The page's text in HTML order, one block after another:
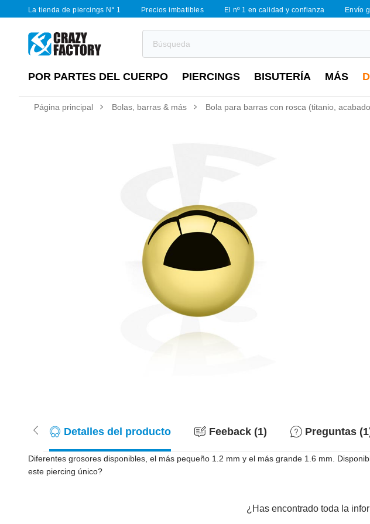
La tienda de piercings N° 1 Precios imbatibles El nº 1 en calidad y confianza Envío
POR PARTES DEL CUERPO PIERCINGS BISUTERÍA MÁS
Página principal Bolas, barras & más Bola para barras con rosca (titanio,
Detalles del producto Feeback (1) Preguntas
Diferentes grosores disponibles, el más pequeño 1.2 mm y el más grande 1.6 mm.
este piercing único?
¿Has encontrado toda la